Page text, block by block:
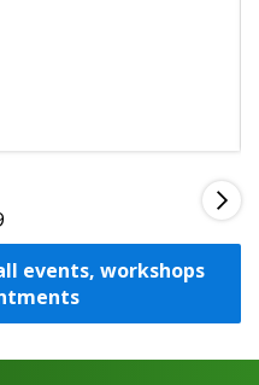
events, workshops